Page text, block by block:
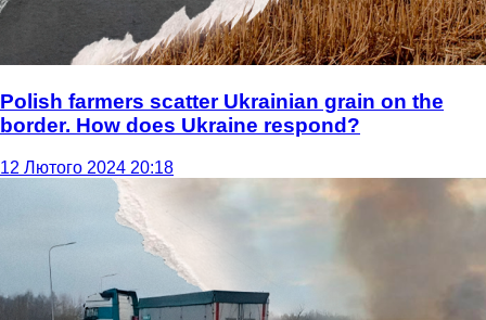
Polish farmers scatter Ukrainian grain on the
border. How does Ukraine respond?
12 Лютого 2024 20:18